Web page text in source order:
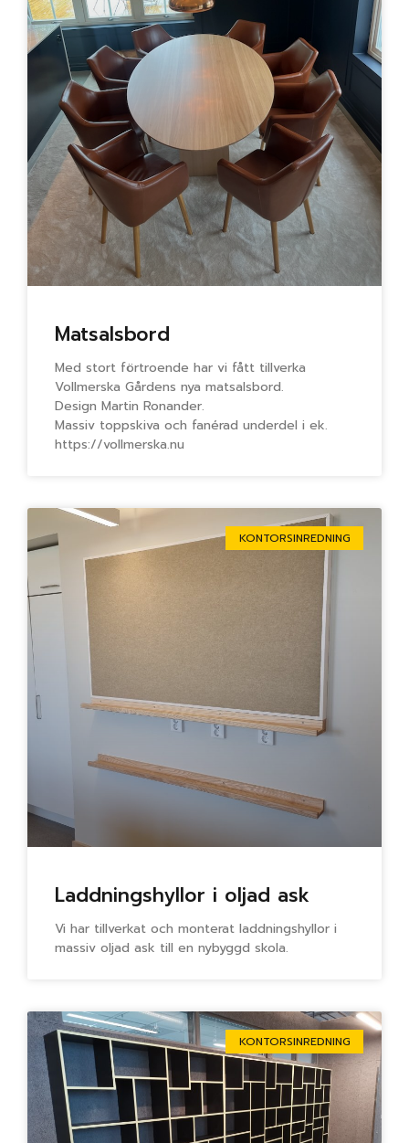
Matsalsbord
Med stort förtroende har vi fått tillverka
Vollmerska Gårdens nya matsalsbord.
Design Martin Ronander.
Massiv toppskiva och fanérad underdel i ek.
https://vollmerska.nu
KONTORSINREDNING
Laddningshyllor i oljad ask
Vi har tillverkat och monterat laddningshyllor i
massiv oljad ask till en nybyggd skola.
KONTORSINREDNING